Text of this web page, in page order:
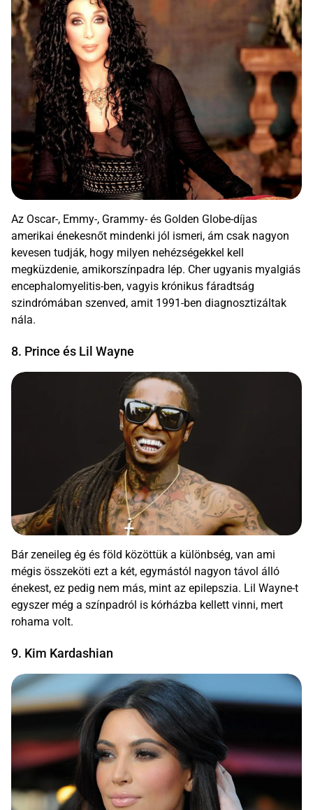
Az Oscar-, Emmy-, Grammy- és Golden Globe-díjas
amerikai énekesnőt mindenki jól ismeri, ám csak nagyon
kevesen tudják, hogy milyen nehézségekkel kell
megküzdenie, amikorszínpadra lép. Cher ugyanis myalgiás
encephalomyelitis-ben, vagyis krónikus fáradtság
szindrómában szenved, amit 1991-ben diagnosztizáltak
nála.
8. Prince és Lil Wayne
Bár zeneileg ég és föld közöttük a különbség, van ami
mégis összeköti ezt a két, egymástól nagyon távol álló
énekest, ez pedig nem más, mint az epilepszia. Lil Wayne-t
egyszer még a színpadról is kórházba kellett vinni, mert
rohama volt.
9. Kim Kardashian